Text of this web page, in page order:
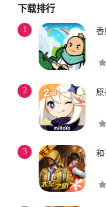
下载排行
1 香
2 原
3 和